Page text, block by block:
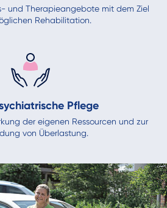
und Therapieangebote mit dem Ziel
Rehabilitation.
Pflege
der eigenen Ressourcen und zur
von Überlastung.